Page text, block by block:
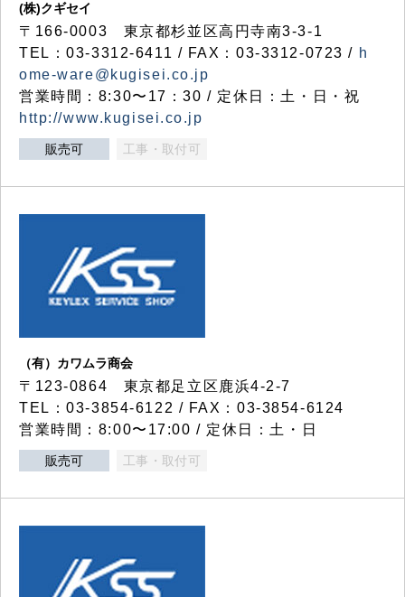
(株)クギセイ
〒166-0003 東京都杉並区高円寺南3-3-1
TEL：03-3312-6411 / FAX：03-3312-0723 / h
ome-ware@kugisei.co.jp
営業時間：8:30〜17：30 / 定休日：土・日・祝
http://www.kugisei.co.jp
販売可 工事・取付可
（有）カワムラ商会
〒123-0864 東京都足立区鹿浜4-2-7
TEL：03-3854-6122 / FAX：03-3854-6124
営業時間：8:00〜17:00 / 定休日：土・日
販売可 工事・取付可